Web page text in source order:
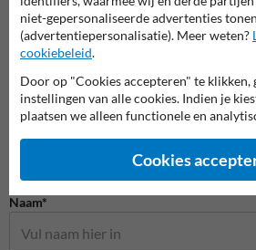
Rampalen
Balustrades
Stel je vraag aan Aanrijdbeveiliging.nl
Naam*
niet-gepersonaliseerde advertenties tonen
(advertentiepersonalisatie). Meer weten?
cookiebeleid.
Door op "Cookies accepteren" te klikken,
instellingen van alle cookies. Indien je
plaatsen we alleen functionele en
Cookies